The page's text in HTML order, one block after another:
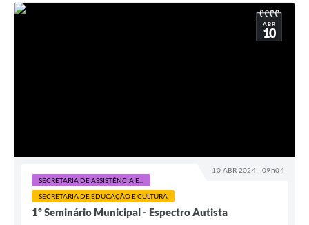
10 ABR 2024 - 09h04
ABR
10
SECRETARIA DE ASSISTÊNCIA E...
SECRETARIA DE EDUCAÇÃO E CULTURA
1º Seminário Municipal - Espectro Autista